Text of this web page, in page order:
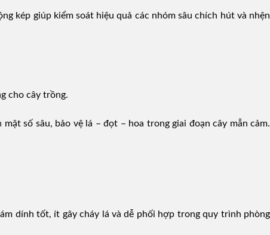
kép giúp kiểm soát hiệu quả các nhóm sâu chích hút và nhện
cho cây trồng.
số sâu, bảo vệ lá – đọt – hoa trong giai đoạn cây mẫn cảm.
dính tốt, ít gây cháy lá và dễ phối hợp trong quy trình phòng